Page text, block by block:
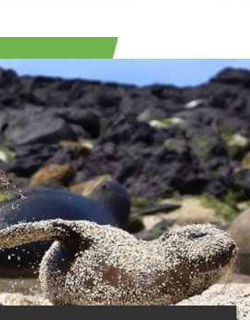
lutego 2022 o 17:00
ODPOWIEDZ